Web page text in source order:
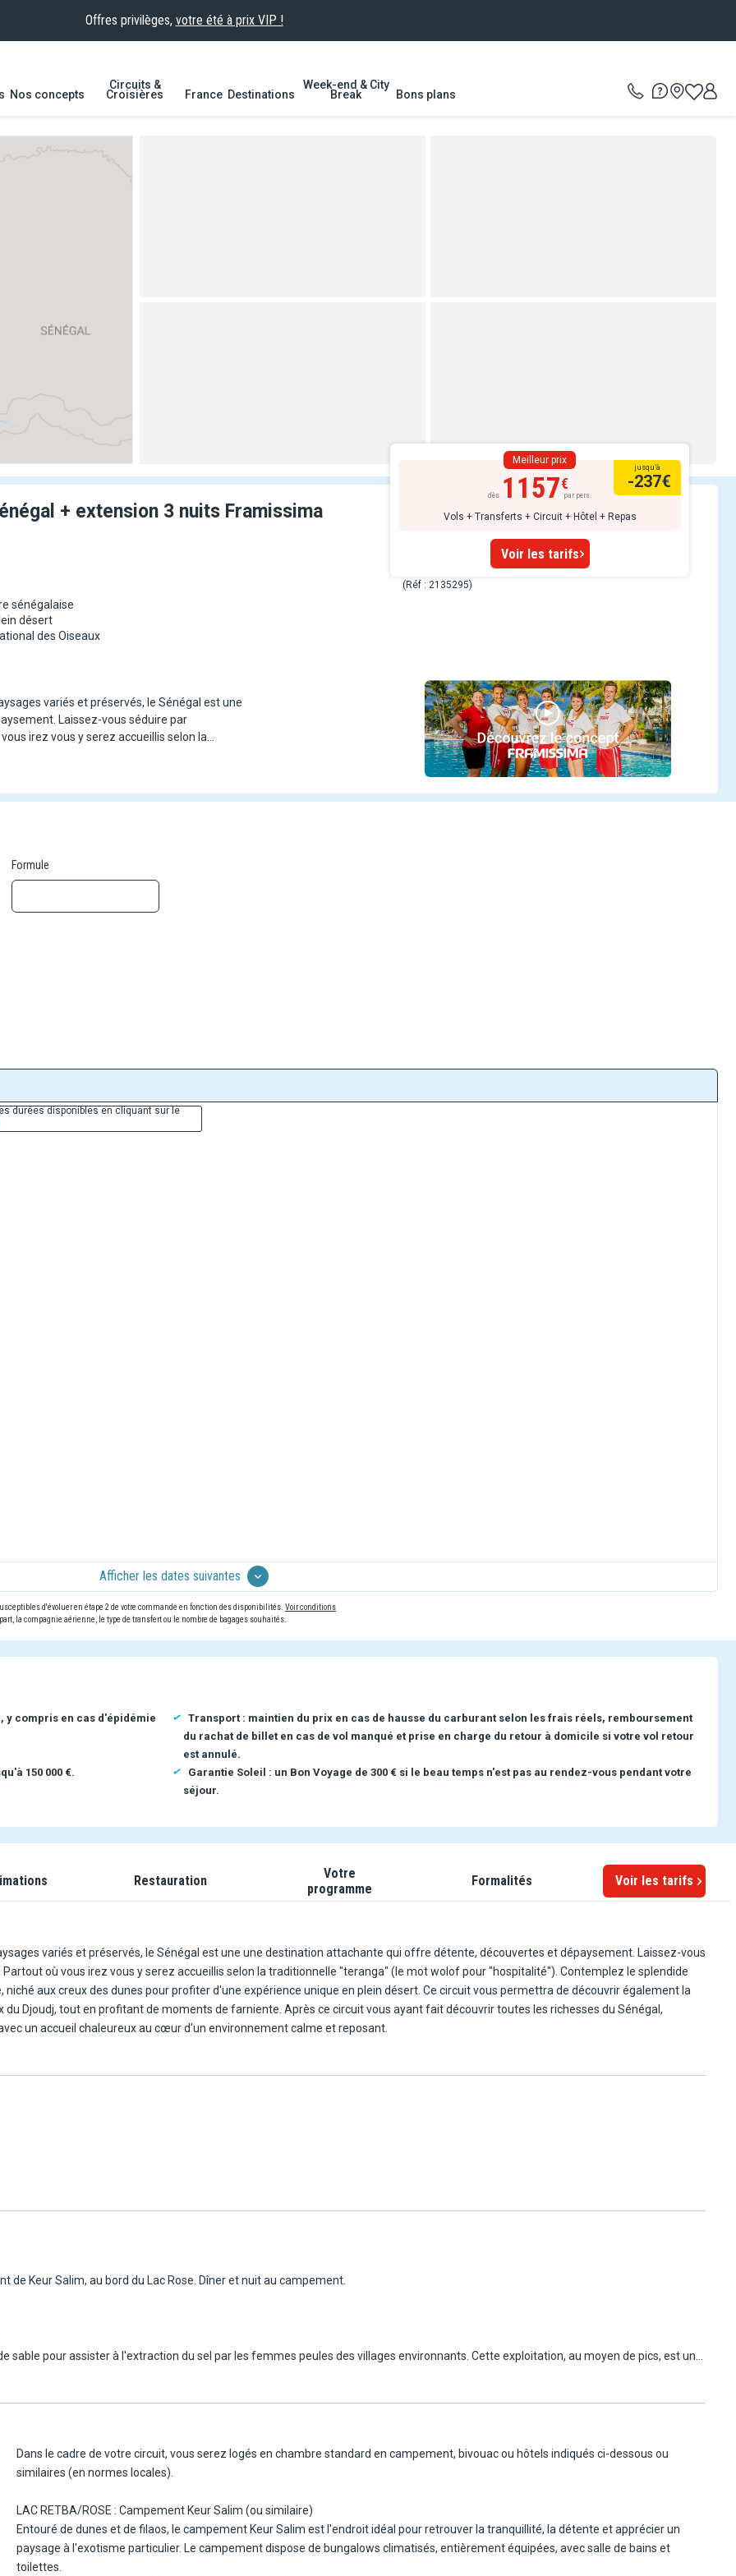
Offres privilèges, votre été à prix VIP !
Nos concepts
Circuits &
Croisières France Destinations
Week-end & City
Break Bons plans
Meilleur prix
dès 1157 par pers.
Vols + Transferts + Circuit + Hôtel + Repas
jusqu’à
-237€
Voir les tarifs
(Réf : 2135295)
+ extension 3 nuits Framissima
sénégalaise
désert
des Oiseaux
variés et préservés, le Sénégal est une
Laissez-vous séduire par
irez vous y serez accueillis selon la
le splendide panorama d'un ciel étoilé en
profiter d'une expérience unique en plein
Après ce circuit vous ayant fait
Formule
durées disponibles en cliquant sur le
Afficher les dates suivantes
d'évoluer en étape 2 de votre commande en fonction des disponibilités. Voir conditions
la compagnie aérienne, le type de transfert ou le nombre de bagages souhaités.
y compris en cas d'épidémie
Transport : maintien du prix en cas de hausse du carburant selon les frais réels, remboursement
du rachat de billet en cas de vol manqué et prise en charge du retour à domicile si votre vol retour
est annulé.
150 000 €.
Garantie Soleil : un Bon Voyage de 300 € si le beau temps n'est pas au rendez-vous pendant votre
séjour.
Restauration
Votre
programme
Formalités Voir les tarifs
variés et préservés, le Sénégal est une une destination attachante qui offre détente, découvertes et dépaysement. Laissez-vous
irez vous y serez accueillis selon la traditionnelle "teranga" (le mot wolof pour "hospitalité"). Contemplez le splendide
aux creux des dunes pour profiter d'une expérience unique en plein désert. Ce circuit vous permettra de découvrir également la
du Djoudj, tout en profitant de moments de farniente. Après ce circuit vous ayant fait découvrir toutes les richesses du Sénégal,
un accueil chaleureux au cœur d'un environnement calme et reposant.
Keur Salim, au bord du Lac Rose. Dîner et nuit au campement.
sable pour assister à l'extraction du sel par les femmes peules des villages environnants. Cette exploitation, au moyen de pics, est une
les habitants et visiterez des cases. C'est aussi, le point d'arrivée du fameux « Rallye Paris-Dakar ».
de protection des tortues au Sénégal ! En 2001 s'est ouvert le Village des Tortues de Noflaye, à 35 km de Dakar, dans une forêt
est dédié à ce grand savant français. C'est en 1995 que la SOPTOM s'est investie au Sénégal, avec des naturalistes de ce pays, afin
différentes, dont 4 espèces marines, 5 espèces d'eau douce, et 2 espèces terrestres. Toutes sont menacées. Certaines font l'objet
emblématique de ce pays est le Centrochelys sulcata, ou tortue sillonnée. Ce gros chélonien peut atteindre 100 kilos, et creuse des
d'information et des formations pour les visites guidées. Mais l'essentiel reste le travail commun au sein d'une équipe passionnée
Dans le cadre de votre circuit, vous serez logés en chambre standard en campement, bivouac ou hôtels indiqués ci-dessous ou
similaires (en normes locales).
LAC RETBA/ROSE : Campement Keur Salim (ou similaire)
Entouré de dunes et de filaos, le campement Keur Salim est l'endroit idéal pour retrouver la tranquillité, la détente et apprécier un
paysage à l'exotisme particulier. Le campement dispose de bungalows climatisés, entièrement équipées, avec salle de bains et
toilettes.